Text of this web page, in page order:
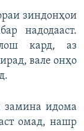
зиндонҳои
надодааст.
кард, аз
вале онҳо
замина идома
омад, нашр